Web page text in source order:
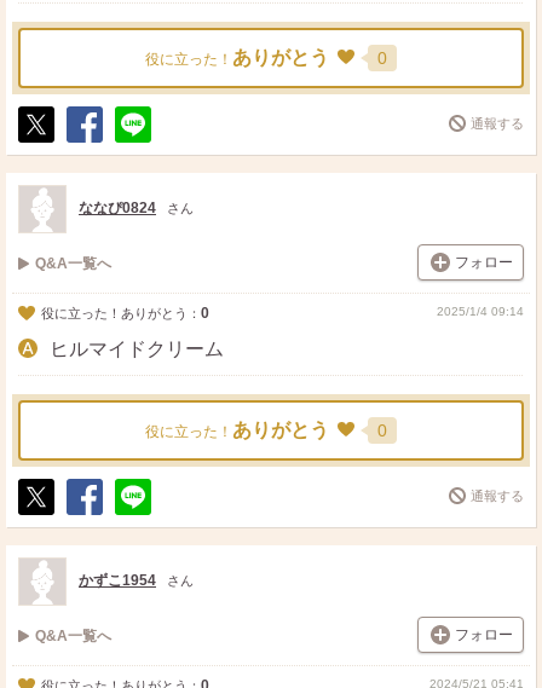
役に立った！ ありがとう 0
ポ
ス
ト
シ
ェ
送
る
通報する
ななぴ0824 さん
Q&A一覧へ フォロー
役に立った！ありがとう： 0 2025/1/4 09:14
ヒルマイドクリーム
役に立った！ ありがとう 0
ポ
ス
ト
シ
ェ
送
る
通報する
かずこ1954 さん
Q&A一覧へ フォロー
2024/5/21 05:41